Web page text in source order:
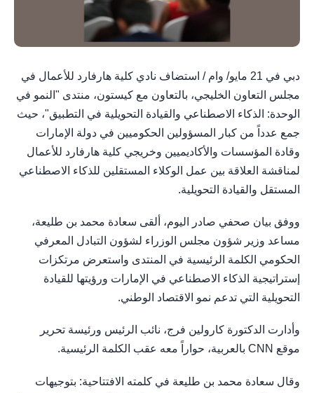
دبي في 21 مايو/ وام / استضاف نادي كلية هارفارد للأعمال في
مجلس التعاون الخليجي، بالتعاون مع كيستون، منتدى "النمو في
الوحدة: الذكاء الاصطناعي والقيادة التحويلية في التطبيق"، حيث
جمع عدداً من كبار المسؤولين الحكوميين في دولة الإمارات
وقادة المؤسسات والأكاديميين وخريجي كلية هارفارد للأعمال
لمناقشة العلاقة بين عمل الوكلاء المستقلين للذكاء الاصطناعي
المستقل والقيادة التحويلية.
ووفق بيان صحفي صادر اليوم، ألقى سعادة محمد بن طليعة،
مساعد وزير شؤون مجلس الوزراء لشؤون التبادل المعرفي
الحكومي الكلمة الرئيسية في المنتدى واستعرض مرتكزات
إستراتيجية الذكاء الاصطناعي في الإمارات ورؤيتها للقيادة
التحويلية التي تدعم نمو الاقتصاد الوطني.
وأدارت الدكتورة كارولين فرج، نائب الرئيس ورئيسة تحرير
موقع CNN بالعربية، حواراً معه عقب الكلمة الرئيسية.
وقال سعادة محمد بن طليعة في كلمته الافتتاحية: بتوجيهات